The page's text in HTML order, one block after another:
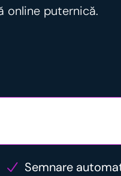
online puternică.
Semnare